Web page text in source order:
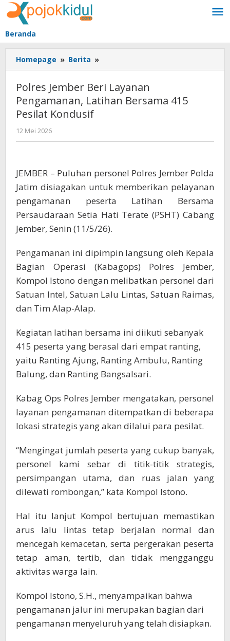
Lewati
ke
konten
Beranda
Homepage » Berita »
Jember
Layanan
Pengamanan,
Pesilat
Polres Jember Beri Layanan
Pengamanan, Latihan Bersama 415
Pesilat Kondusif
12 Mei 2026
BangAdmin
JEMBER – Puluhan personel Polres Jember Polda
Jatim disiagakan untuk memberikan pelayanan
pengamanan peserta Latihan Bersama
Persaudaraan Setia Hati Terate (PSHT) Cabang
Jember, Senin (11/5/26).
Pengamanan ini dipimpin langsung oleh Kepala
Bagian Operasi (Kabagops) Polres Jember,
Kompol Istono dengan melibatkan personel dari
Satuan Intel, Satuan Lalu Lintas, Satuan Raimas,
dan Tim Alap-Alap.
Kegiatan latihan bersama ini diikuti sebanyak
415 peserta yang berasal dari empat ranting,
yaitu Ranting Ajung, Ranting Ambulu, Ranting
Balung, dan Ranting Bangsalsari.
Kabag Ops Polres Jember mengatakan, personel
layanan pengamanan ditempatkan di beberapa
lokasi strategis yang akan dilalui para pesilat.
“Mengingat jumlah peserta yang cukup banyak,
personel kami sebar di titik-titik strategis,
persimpangan utama, dan ruas jalan yang
dilewati rombongan,” kata Kompol Istono.
Hal itu lanjut Kompol bertujuan memastikan
arus lalu lintas tetap berjalan normal dan
mencegah kemacetan, serta pergerakan peserta
tetap aman, tertib, dan tidak mengganggu
aktivitas warga lain.
Kompol Istono, S.H., menyampaikan bahwa
pengamanan jalur ini merupakan bagian dari
pengamanan menyeluruh yang telah disiapkan.